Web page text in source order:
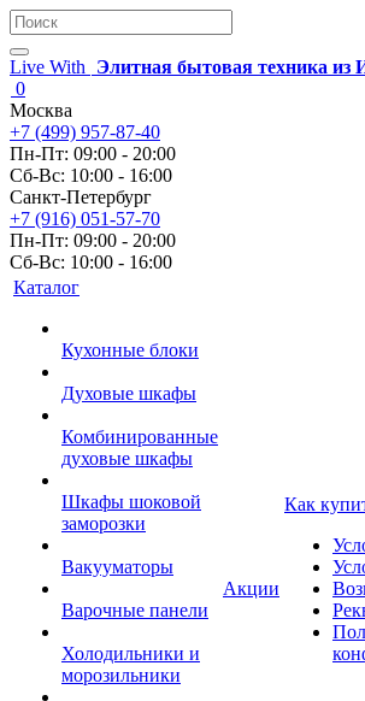
Live With
Элитная бытовая техника из
0
Москва
+7 (499) 957-87-40
Пн-Пт: 09:00 - 20:00
Сб-Вс: 10:00 - 16:00
Санкт-Петербург
+7 (916) 051-57-70
Пн-Пт: 09:00 - 20:00
Сб-Вс: 10:00 - 16:00
Каталог
Кухонные блоки
Духовые шкафы
Комбинированные
духовые шкафы
Шкафы шоковой
заморозки
Вакууматоры
Варочные панели
Холодильники и
морозильники
Акции
Как